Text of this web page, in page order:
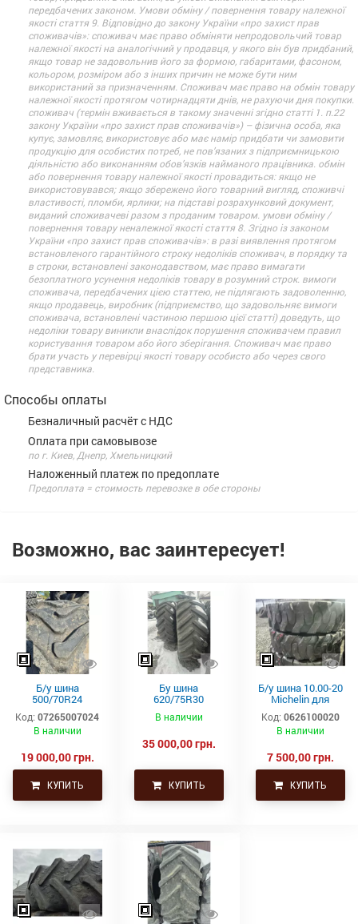
передбачених законом. Умови обміну / повернення товару належної
якості стаття 9. Відповідно до закону України «про захист прав
споживачів»: споживач має право обміняти непродовольчий товар
належної якості на аналогічний у продавця, у якого він був придбаний,
якщо товар не задовольнив його за формою, габаритами, фасоном,
кольором, розміром або з інших причин не може бути ним
використаний за призначенням. Споживач має право на обмін товару
належної якості протягом чотирнадцяти днів, не рахуючи дня покупки.
споживач (термін вживається в такому значенні згідно статті 1. п.22
закону України «про захист прав споживачів») – фізична особа, яка
купує, замовляє, використовує або має намір придбати чи замовити
продукцію для особистих потреб, не пов’язаних з підприємницькою
діяльністю або виконанням обов’язків найманого працівника. обмін
або повернення товару належної якості провадиться: якщо не
використовувався; якщо збережено його товарний вигляд, споживчі
властивості, пломби, ярлики; на підставі розрахунковий документ,
виданий споживачеві разом з проданим товаром. умови обміну /
повернення товару неналежної якості стаття 8. Згідно із законом
України «про захист прав споживачів»: в разі виявлення протягом
встановленого гарантійного строку недоліків споживач, в порядку та
в строки, встановлені законодавством, має право вимагати
безоплатного усунення недоліків товару в розумний строк. вимоги
споживача, передбачених цією статтею, не підлягають задоволенню,
якщо продавець, виробник (підприємство, що задовольняє вимоги
споживача, встановлені частиною першою цієї статті) доведуть, що
недоліки товару виникли внаслідок порушення споживачем правил
користування товаром або його зберігання. Споживач має право
брати участь у перевірці якості товару особисто або через свого
представника.
Способы оплаты
Безналичный расчёт с НДС
Оплата при самовывозе
по г. Киев, Днепр, Хмельницкий
Наложенный платеж по предоплате
Предоплата = стоимость перевозке в обе стороны
Возможно, вас заинтересует!
Б/у шина
500/70R24
(19.5L24)
Trelleborg
Код: 07265007024
В наличии
19 000,00 грн.
КУПИТЬ
Бу шина
620/75R30
(23.1р30) Firestone
В наличии
35 000,00 грн.
КУПИТЬ
Б/у шина 10.00-20
Michelin для
экскаватора
Код: 0626100020
В наличии
7 500,00 грн.
КУПИТЬ